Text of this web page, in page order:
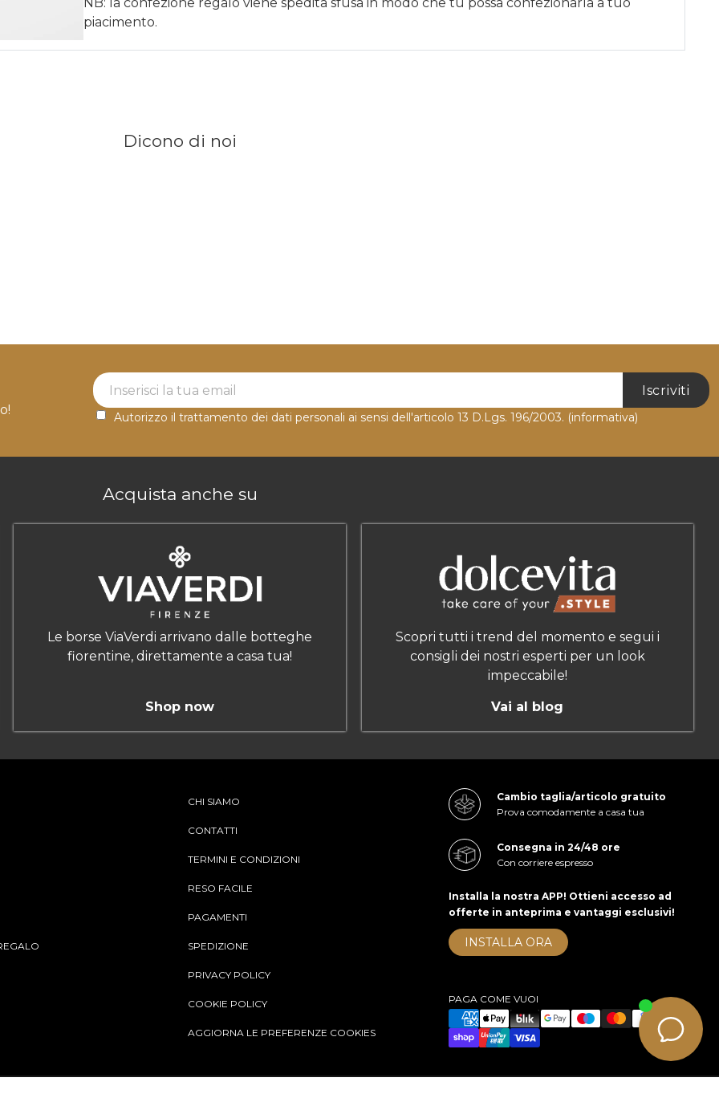
piacimento.
Dicono di noi
Newsletter Label
Iscriviti
Autorizzo il trattamento dei dati personali ai sensi dell'articolo 13 D.Lgs. 196/2003. (informativa)
Acquista anche su
Le borse ViaVerdi arrivano dalle botteghe
fiorentine, direttamente a casa tua!
Shop now
Scopri tutti i trend del momento e segui i
consigli dei nostri esperti per un look
impeccabile!
Vai al blog
CHI SIAMO
CONTATTI
TERMINI E CONDIZIONI
RESO FACILE
PAGAMENTI
SPEDIZIONE
PRIVACY POLICY
COOKIE POLICY
AGGIORNA LE PREFERENZE COOKIES
Cambio taglia/articolo gratuito
Prova comodamente a casa tua
Consegna in 24/48 ore
Con corriere espresso
Installa la nostra APP! Ottieni accesso ad
offerte in anteprima e vantaggi esclusivi!
INSTALLA ORA
PAGA COME VUOI